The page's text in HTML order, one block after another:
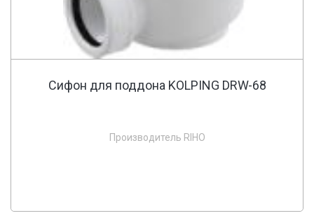
Сифон для поддона KOLPING DRW-68
Производитель RIHO